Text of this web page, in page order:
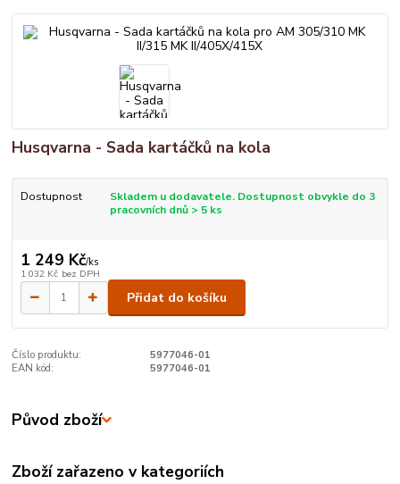
Husqvarna - Sada kartáčků na kola
Dostupnost
Skladem u dodavatele. Dostupnost obvykle do 3
pracovních dnů > 5 ks
1 249 Kč/ks
1 032 Kč bez DPH
Přidat do košíku
Číslo produktu:
5977046-01
EAN kód:
5977046-01
Původ zboží
Zboží zařazeno v kategoriích